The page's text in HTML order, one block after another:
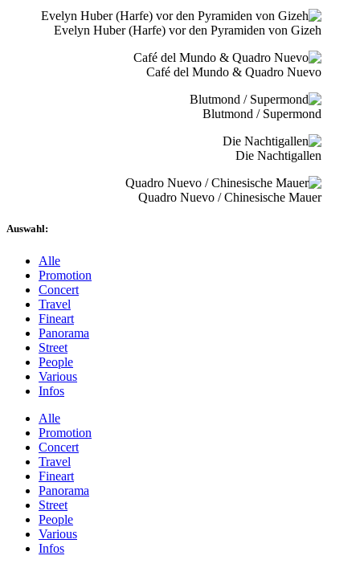
Evelyn Huber (Harfe) vor den Pyramiden von Gizeh
Café del Mundo & Quadro Nuevo
Blutmond / Supermond
Die Nachtigallen
Quadro Nuevo / Chinesische Mauer
Auswahl:
Alle
Promotion
Concert
Travel
Fineart
Panorama
Street
People
Various
Infos
Alle
Promotion
Concert
Travel
Fineart
Panorama
Street
People
Various
Infos